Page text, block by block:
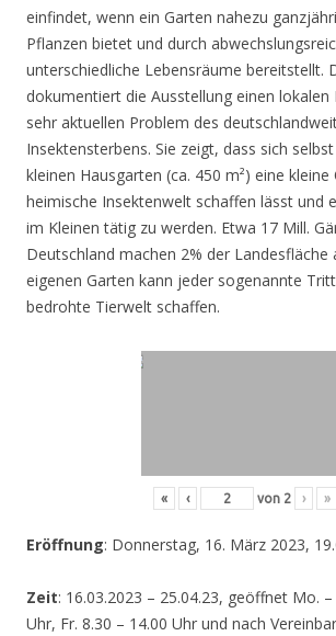
einfindet, wenn ein Garten nahezu
Pflanzen bietet und durch
unterschiedliche Lebensräume bereitstellt.
dokumentiert die Ausstellung einen lokalen
sehr aktuellen Problem des
Insektensterbens. Sie zeigt, dass sich
kleinen Hausgarten (ca. 450 m²) eine kleine
heimische Insektenwelt schaffen lässt und
im Kleinen tätig zu werden. Etwa 17 Mill.
Deutschland machen 2% der Landesfläche
eigenen Garten kann jeder sogenannte
bedrohte Tierwelt schaffen.
« ‹ von 2 › »
Eröffnung: Donnerstag, 16. März 2023,
Zeit: 16.03.2023 – 25.04.23, geöffnet Mo.
Uhr, Fr. 8.30 – 14.00 Uhr und nach